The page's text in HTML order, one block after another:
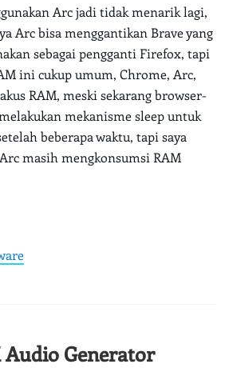
Arc jadi tidak menarik lagi,
Arc bisa menggantikan Brave yang
sebagai pengganti Firefox, tapi
ini cukup umum, Chrome, Arc,
RAM, meski sekarang browser-
mekanisme sleep untuk
beberapa waktu, tapi saya
masih mengkonsumsi RAM
Generator